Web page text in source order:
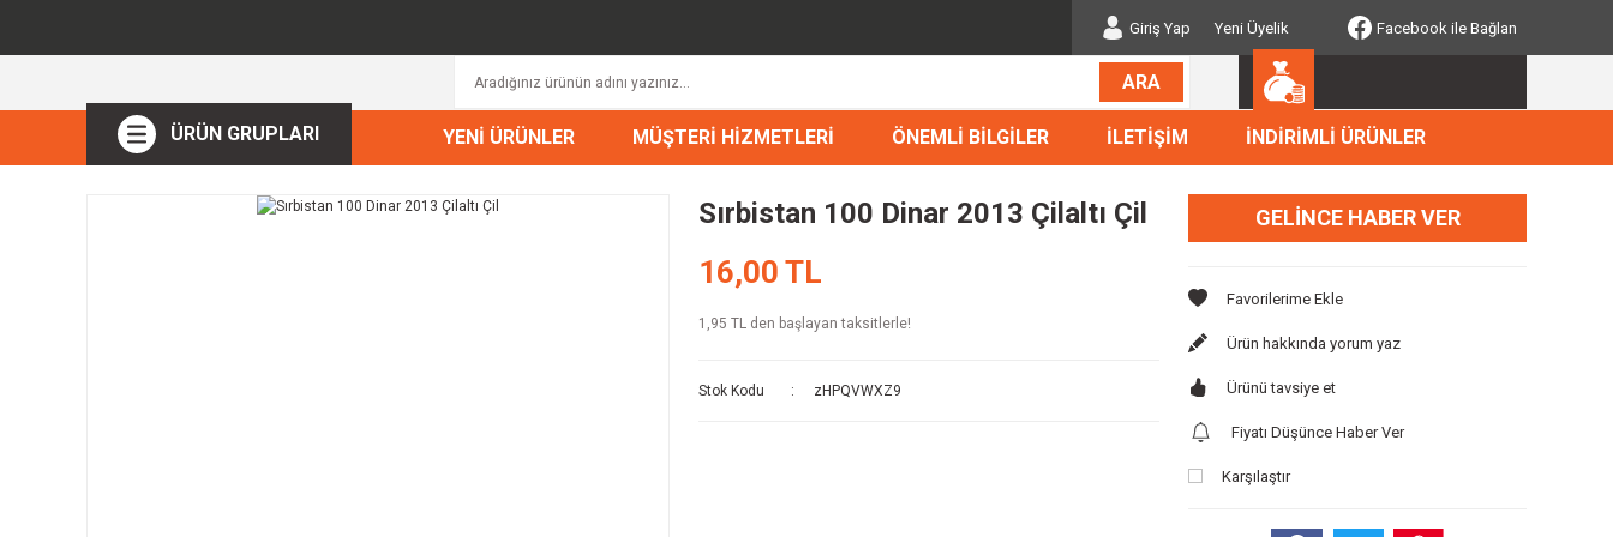
Giriş Yap Yeni Üyelik Facebook ile Bağlan
ARA
ÜRÜN GRUPLARI YENİ ÜRÜNLER MÜŞTERİ HİZMETLERİ ÖNEMLİ BİLGİLER İLETİŞİM İNDİRİMLİ ÜRÜNLER
Sırbistan 100 Dinar 2013 Çilaltı Çil
16,00 TL
1,95 TL den başlayan taksitlerle!
Stok Kodu zHPQVWXZ9
GELINCE HABER VER
Ürün hakkında yorum yaz
Ürünü tavsiye et
Fiyatı Düşünce Haber Ver
Karşılaştır